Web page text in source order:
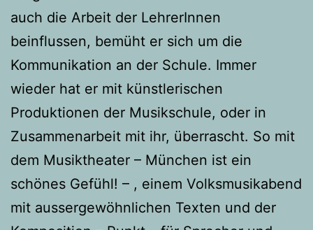
auch die Arbeit der LehrerInnen
beinflussen, bemüht er sich um die
Kommunikation an der Schule. Immer
wieder hat er mit künstlerischen
Produktionen der Musikschule, oder in
Zusammenarbeit mit ihr, überrascht. So mit
dem Musiktheater – München ist ein
schönes Gefühl! – , einem Volksmusikabend
mit aussergewöhnlichen Texten und der